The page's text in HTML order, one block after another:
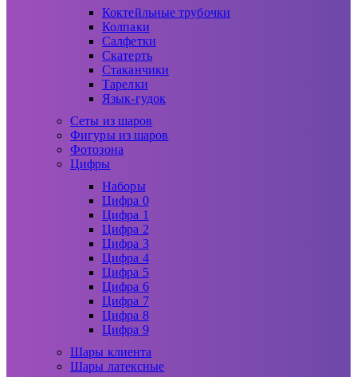
Коктейльные трубочки
Колпаки
Салфетки
Скатерть
Стаканчики
Тарелки
Язык-гудок
Сеты из шаров
Фигуры из шаров
Фотозона
Цифры
Наборы
Цифра 0
Цифра 1
Цифра 2
Цифра 3
Цифра 4
Цифра 5
Цифра 6
Цифра 7
Цифра 8
Цифра 9
Шары клиента
Шары латексные